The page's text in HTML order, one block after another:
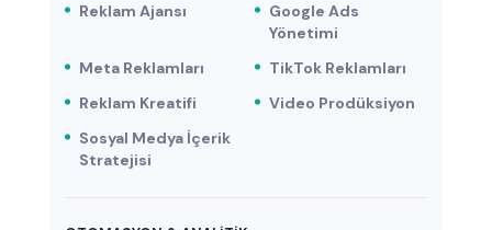
Reklam Ajansı
Google Ads
Yönetimi
Meta Reklamları
TikTok Reklamları
Reklam Kreatifi
Video Prodüksiyon
Sosyal Medya İçerik
Stratejisi